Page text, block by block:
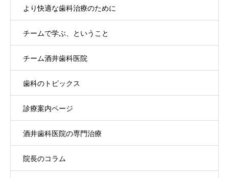
より快適な歯科治療のために
チームで学ぶ、ということ
チーム酒井歯科医院
歯科のトピックス
診療案内ページ
酒井歯科医院の専門治療
院長のコラム